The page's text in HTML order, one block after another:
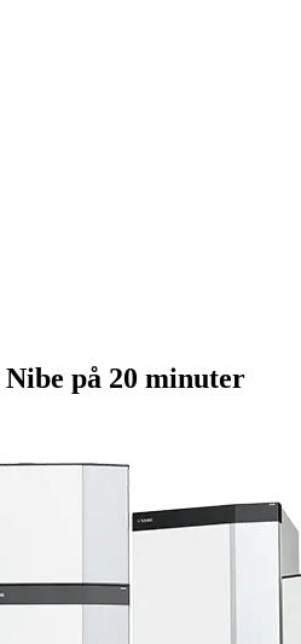
på 20 minuter